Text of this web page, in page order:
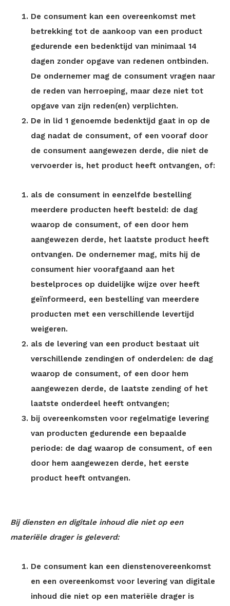
De consument kan een overeenkomst met
betrekking tot de aankoop van een product
gedurende een bedenktijd van minimaal 14
dagen zonder opgave van redenen ontbinden.
De ondernemer mag de consument vragen naar
de reden van herroeping, maar deze niet tot
opgave van zijn reden(en) verplichten.
De in lid 1 genoemde bedenktijd gaat in op de
dag nadat de consument, of een vooraf door
de consument aangewezen derde, die niet de
vervoerder is, het product heeft ontvangen, of:
als de consument in eenzelfde bestelling
meerdere producten heeft besteld: de dag
waarop de consument, of een door hem
aangewezen derde, het laatste product heeft
ontvangen. De ondernemer mag, mits hij de
consument hier voorafgaand aan het
bestelproces op duidelijke wijze over heeft
geïnformeerd, een bestelling van meerdere
producten met een verschillende levertijd
weigeren.
als de levering van een product bestaat uit
verschillende zendingen of onderdelen: de dag
waarop de consument, of een door hem
aangewezen derde, de laatste zending of het
laatste onderdeel heeft ontvangen;
bij overeenkomsten voor regelmatige levering
van producten gedurende een bepaalde
periode: de dag waarop de consument, of een
door hem aangewezen derde, het eerste
product heeft ontvangen.
Bij diensten en digitale inhoud die niet op een
materiële drager is geleverd:
De consument kan een dienstenovereenkomst
en een overeenkomst voor levering van digitale
inhoud die niet op een materiële drager is